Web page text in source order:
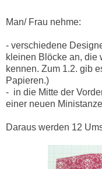
Man/ Frau nehme:
- verschiedene
kleinen Blöcke an, die
kennen. Zum 1.2. gib
Papieren.)
- in die Mitte der
einer neuen
Daraus werden 12